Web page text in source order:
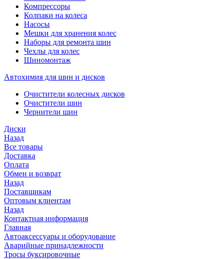
Компрессоры
Колпаки на колеса
Насосы
Мешки для хранения колес
Наборы для ремонта шин
Чехлы для колес
Шиномонтаж
Автохимия для шин и дисков
Очистители колесных дисков
Очистители шин
Чернители шин
Диски
Назад
Все товары
Доставка
Оплата
Обмен и возврат
Назад
Поставщикам
Оптовым клиентам
Назад
Контактная информация
Главная
Автоаксессуары и оборудование
Аварийные принадлежности
Тросы буксировочные